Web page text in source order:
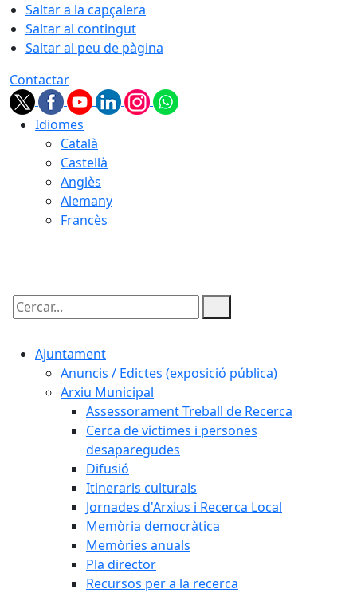
Saltar a la capçalera
Saltar al contingut
Saltar al peu de pàgina
Contactar
Idiomes
Català
Castellà
Anglès
Alemany
Francès
Cercar:
Ajuntament
Anuncis / Edictes (exposició pública)
Arxiu Municipal
Assessorament Treball de Recerca
Cerca de víctimes i persones
desaparegudes
Difusió
Itineraris culturals
Jornades d'Arxius i Recerca Local
Memòria democràtica
Memòries anuals
Pla director
Recursos per a la recerca